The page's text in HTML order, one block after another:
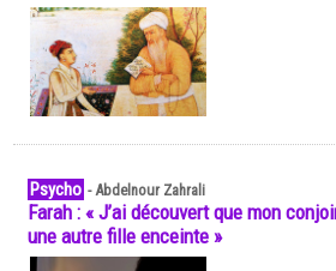
Psycho -Abdelnour Zahrali
Farah : « J’ai découvert que mon
une autre fille enceinte »